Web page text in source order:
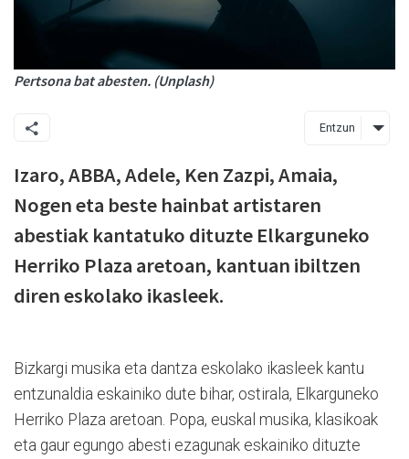
Pertsona bat abesten. (Unplash)
Entzun
Izaro, ABBA, Adele, Ken Zazpi, Amaia,
Nogen eta beste hainbat artistaren
abestiak kantatuko dituzte Elkarguneko
Herriko Plaza aretoan, kantuan ibiltzen
diren eskolako ikasleek.
Bizkargi musika eta dantza eskolako ikasleek kantu
entzunaldia eskainiko dute bihar, ostirala, Elkarguneko
Herriko Plaza aretoan. Popa, euskal musika, klasikoak
eta gaur egungo abesti ezagunak eskainiko dituzte